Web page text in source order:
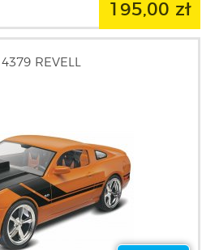
195,00 zł
REVELL